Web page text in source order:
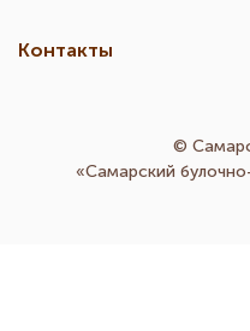
Контакты
©
«Самарский